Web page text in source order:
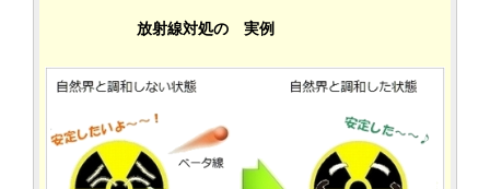
放射線対処の 実例